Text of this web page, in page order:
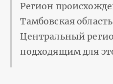
Регион
Тамбовская область
Центральный
подходящим для